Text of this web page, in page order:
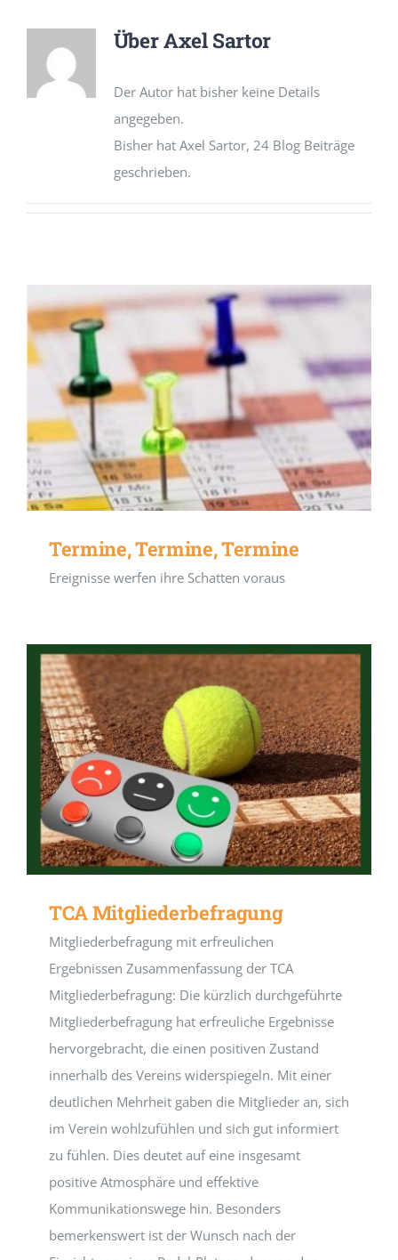
ÜberAxel Sartor
Der Autor hat bisher keine Details
angegeben.
Bisher hat Axel Sartor, 24 Blog Beiträge
geschrieben.
Termine, Termine, Termine
Ereignisse werfen ihre Schatten voraus
TCA Mitgliederbefragung
Mitgliederbefragung mit erfreulichen
Ergebnissen Zusammenfassung der TCA
Mitgliederbefragung: Die kürzlich durchgeführte
Mitgliederbefragung hat erfreuliche Ergebnisse
hervorgebracht, die einen positiven Zustand
innerhalb des Vereins widerspiegeln. Mit einer
deutlichen Mehrheit gaben die Mitglieder an, sich
im Verein wohlzufühlen und sich gut informiert
zu fühlen. Dies deutet auf eine insgesamt
positive Atmosphäre und effektive
Kommunikationswege hin. Besonders
bemerkenswert ist der Wunsch nach der